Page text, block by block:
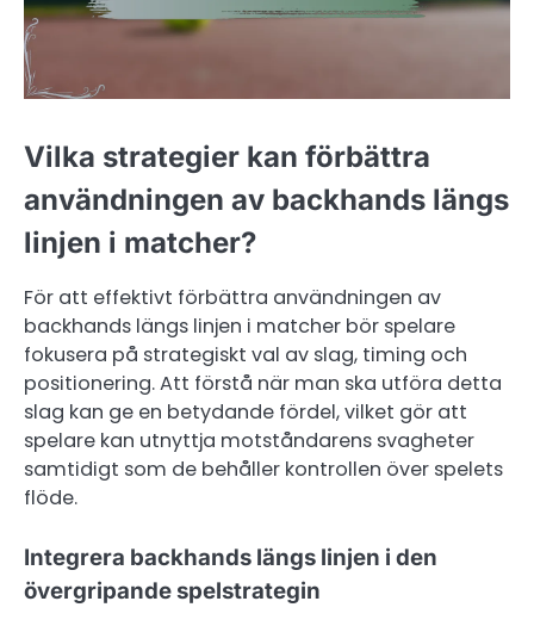
Vilka strategier kan förbättra
användningen av backhands längs
linjen i matcher?
För att effektivt förbättra användningen av
backhands längs linjen i matcher bör spelare
fokusera på strategiskt val av slag, timing och
positionering. Att förstå när man ska utföra detta
slag kan ge en betydande fördel, vilket gör att
spelare kan utnyttja motståndarens svagheter
samtidigt som de behåller kontrollen över spelets
flöde.
Integrera backhands längs linjen i den
övergripande spelstrategin